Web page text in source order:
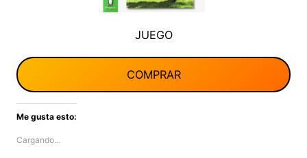
JUEGO
COMPRAR
Me gusta esto:
Cargando…